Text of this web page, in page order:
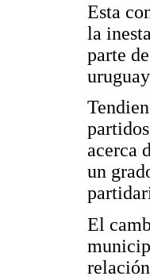
Esta
la
parte
acerca
un
El